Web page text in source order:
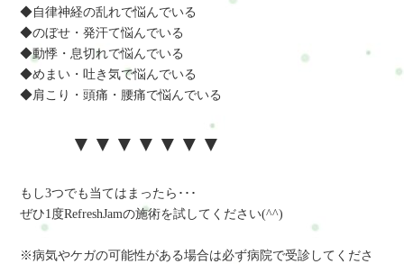
◆自律神経の乱れで悩んでいる
◆のぼせ・発汗て悩んでいる
◆動悸・息切れで悩んでいる
◆めまい・吐き気で悩んでいる
◆肩こり・頭痛・腰痛で悩んでいる
▼▼▼▼▼▼▼
もし3つでも当てはまったら･･･
ぜひ1度RefreshJamの施術を試してください(^^)
※病気やケガの可能性がある場合は必ず病院で受診してくださ